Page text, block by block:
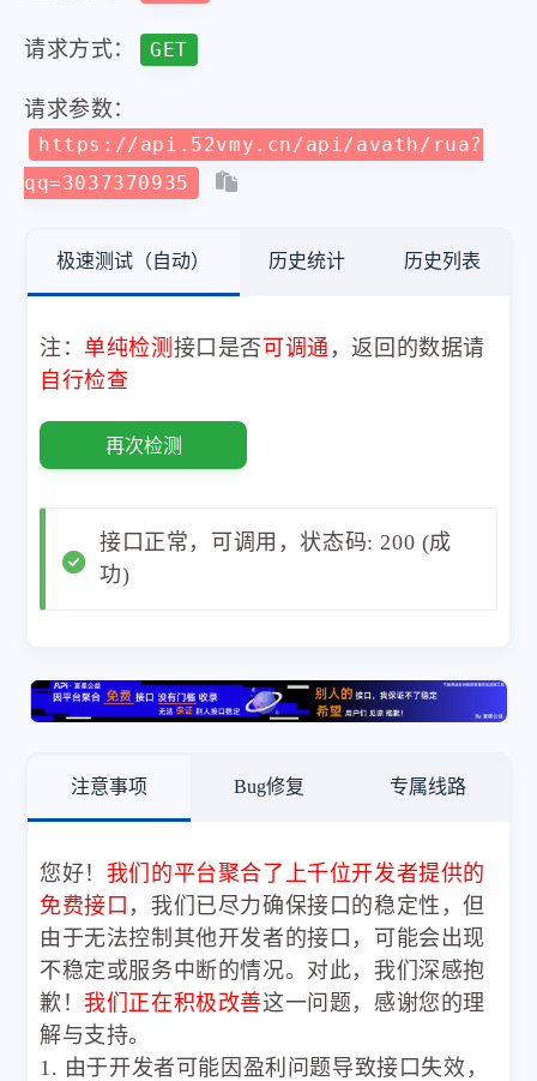
请求方式： GET
请求参数：
https://api.52vmy.cn/api/avath/rua?
qq=3037370935
极速测试（自动） 历史统计 历史列表
注： 单纯检测 接口是否 可调通 ，返回的数据请
自行检查
再次检测
接口正常，可调用，状态码: 200 (成
功)
注意事项 Bug修复 专属线路
您好！ 我们的平台聚合了上千位开发者提供的
免费接口 ，我们已尽力确保接口的稳定性，但
由于无法控制其他开发者的接口，可能会出现
不稳定或服务中断的情况。对此，我们深感抱
歉！ 我们正在积极改善这一问题，感谢您的理
解与支持。
1. 由于开发者可能因盈利问题导致接口失效，